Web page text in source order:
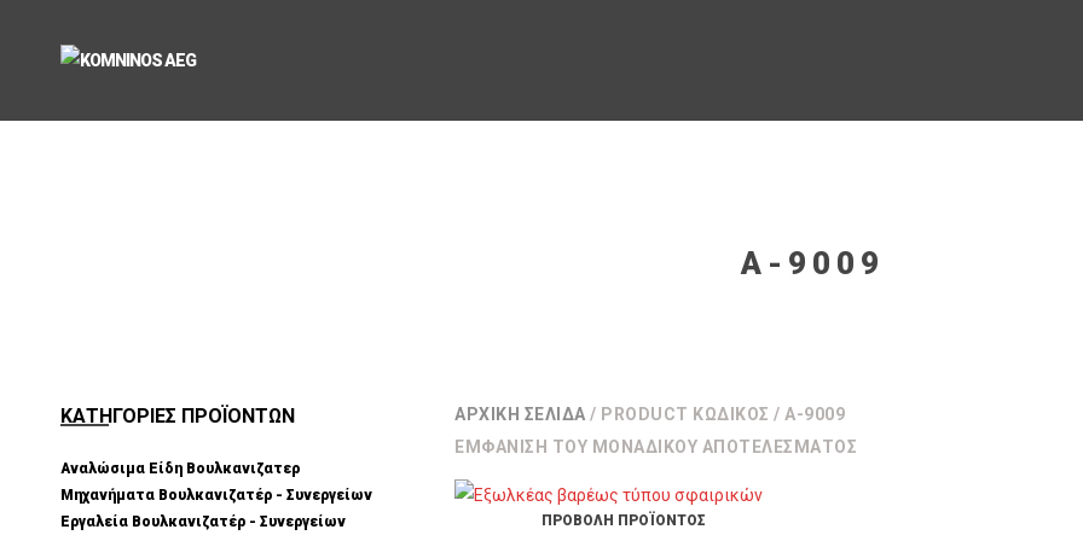
A-9009
ΑΡΧΙΚΉ ΣΕΛΊΔΑ / PRODUCT ΚΩΔΙΚΌΣ / A-9009
ΕΜΦΆΝΙΣΗ ΤΟΥ ΜΟΝΑΔΙΚΟΎ ΑΠΟΤΕΛΈΣΜΑΤΟΣ
ΠΡΟΒΟΛΉ ΠΡΟΪΌΝΤΟΣ
ΚΑΤΗΓΟΡΙΕΣ ΠΡΟΪΟΝΤΩΝ
Αναλώσιμα Είδη Βουλκανιζατερ
Μηχανήματα Βουλκανιζατέρ - Συνεργείων
Εργαλεία Βουλκανιζατέρ - Συνεργείων